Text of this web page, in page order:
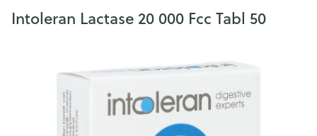
Intoleran Lactase 20 000 Fcc Tabl 50